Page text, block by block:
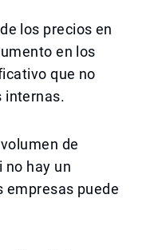
los precios en
en los
que no
internas.
de
no hay un
empresas puede